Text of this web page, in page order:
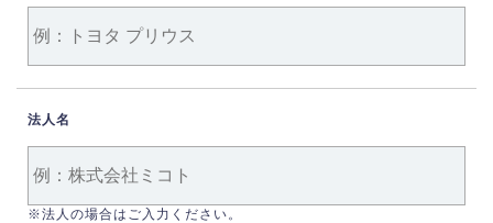
法人名
※法人の場合はご入力ください。